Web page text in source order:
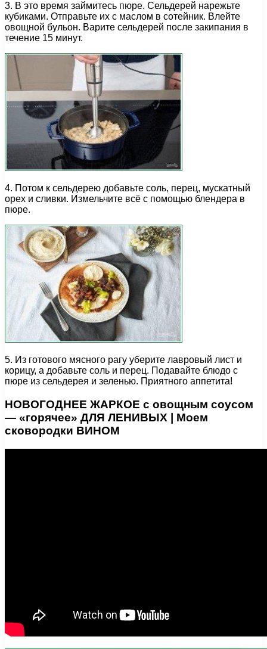
3. В это время займитесь пюре. Сельдерей нарежьте
кубиками. Отправьте их с маслом в сотейник. Влейте
овощной бульон. Варите сельдерей после закипания в
течение 15 минут.
4. Потом к сельдерею добавьте соль, перец, мускатный
орех и сливки. Измельчите всё с помощью блендера в
пюре.
5. Из готового мясного рагу уберите лавровый лист и
корицу, а добавьте соль и перец. Подавайте блюдо с
пюре из сельдерея и зеленью. Приятного аппетита!
НОВОГОДНЕЕ ЖАРКОЕ с овощным соусом
— «горячее» ДЛЯ ЛЕНИВЫХ | Моем
сковородки ВИНОМ